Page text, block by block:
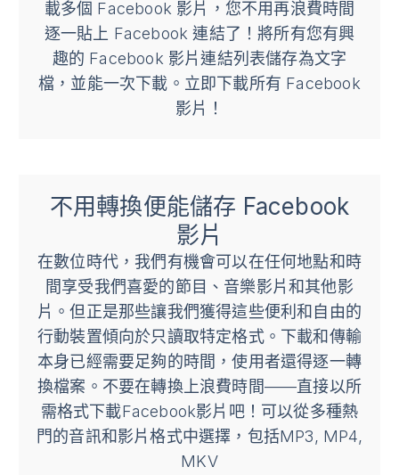
載多個 Facebook 影片，您不用再浪費時間
逐一貼上 Facebook 連結了！將所有您有興
趣的 Facebook 影片連結列表儲存為文字
檔，並能一次下載。立即下載所有 Facebook
影片！
不用轉換便能儲存 Facebook
影片
在數位時代，我們有機會可以在任何地點和時
間享受我們喜愛的節目、音樂影片和其他影
片。但正是那些讓我們獲得這些便利和自由的
行動裝置傾向於只讀取特定格式。下載和傳輸
本身已經需要足夠的時間，使用者還得逐一轉
換檔案。不要在轉換上浪費時間——直接以所
需格式下載Facebook影片吧！可以從多種熱
門的音訊和影片格式中選擇，包括MP3, MP4,
MKV